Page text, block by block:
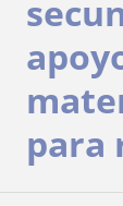
para